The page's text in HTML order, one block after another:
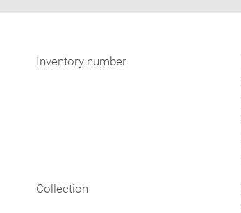
new
Inventory number
Collection